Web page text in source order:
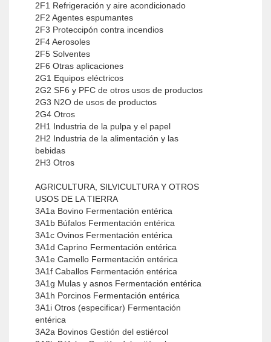
2F1 Refrigeración y aire acondicionado
2F2 Agentes espumantes
2F3 Proteccipón contra incendios
2F4 Aerosoles
2F5 Solventes
2F6 Otras aplicaciones
2G1 Equipos eléctricos
2G2 SF6 y PFC de otros usos de productos
2G3 N2O de usos de productos
2G4 Otros
2H1 Industria de la pulpa y el papel
2H2 Industria de la alimentación y las
bebidas
2H3 Otros
AGRICULTURA, SILVICULTURA Y OTROS
USOS DE LA TIERRA
3A1a Bovino Fermentación entérica
3A1b Búfalos Fermentación entérica
3A1c Ovinos Fermentación entérica
3A1d Caprino Fermentación entérica
3A1e Camello Fermentación entérica
3A1f Caballos Fermentación entérica
3A1g Mulas y asnos Fermentación entérica
3A1h Porcinos Fermentación entérica
3A1i Otros (especificar) Fermentación
entérica
3A2a Bovinos Gestión del estiércol